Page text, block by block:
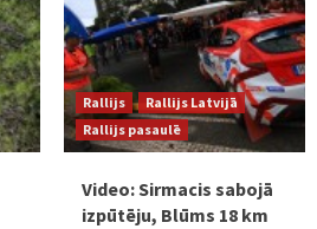
Rallijs
Rallijs Latvijā
Rallijs pasaulē
Video: Sirmacis sabojā
izpūtēju, Blūms 18 km